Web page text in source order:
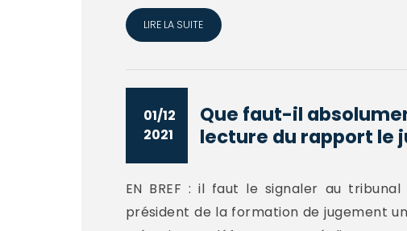
LIRE LA SUITE
01/12
2021
Que faut-il
lecture du rapport le
EN BREF : il faut le signaler au
président de la formation de jugement